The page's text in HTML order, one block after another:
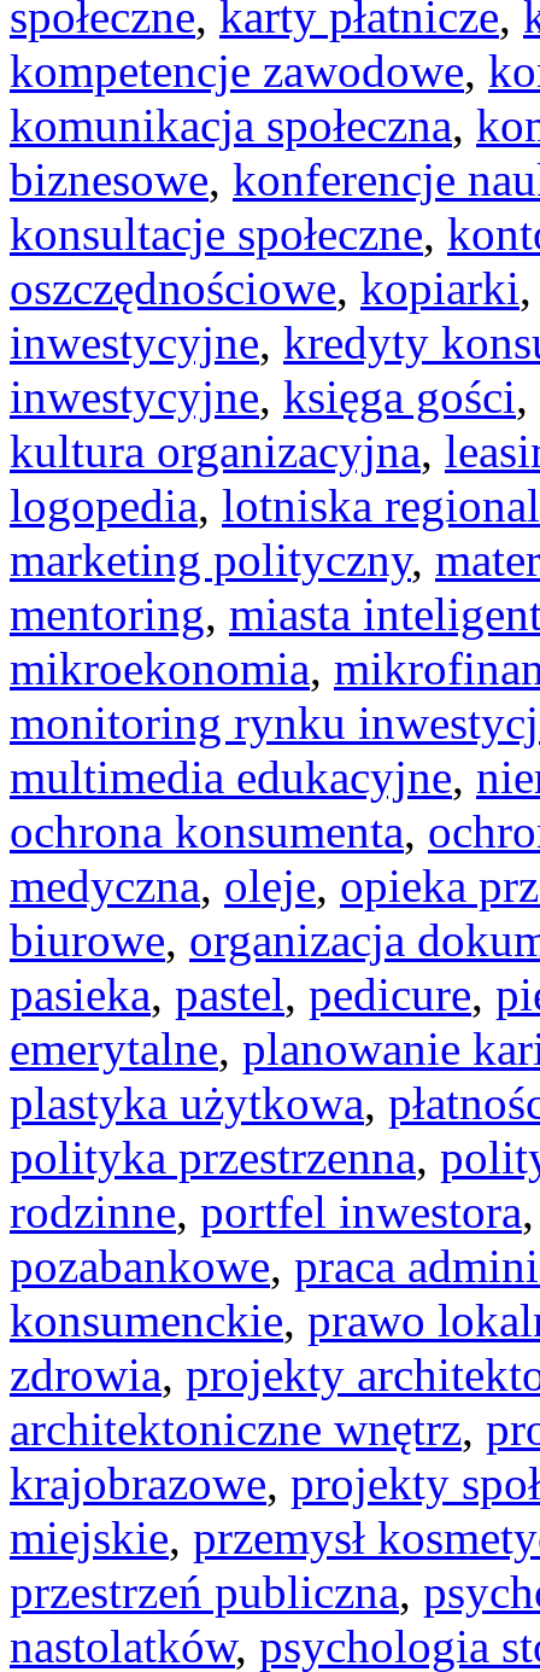
społeczne, karty płatnicze,
kompetencje zawodowe,
komunikacja społeczna,
biznesowe, konferencje
konsultacje społeczne,
oszczędnościowe, kopiarki
inwestycyjne, kredyty
inwestycyjne, księga gości,
kultura organizacyjna,
logopedia, lotniska
marketing polityczny,
mentoring, miasta
mikroekonomia,
monitoring rynku
multimedia edukacyjne,
ochrona konsumenta,
medyczna, oleje, opieka
biurowe, organizacja
pasieka, pastel, pedicure,
emerytalne, planowanie
plastyka użytkowa,
polityka przestrzenna,
rodzinne, portfel inwestora
pozabankowe, praca
konsumenckie, prawo
zdrowia, projekty
architektoniczne wnętrz,
krajobrazowe, projekty
miejskie, przemysł
przestrzeń publiczna,
nastolatków, psychologia